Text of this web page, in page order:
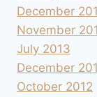
December
November
July 2013
December
October 2012